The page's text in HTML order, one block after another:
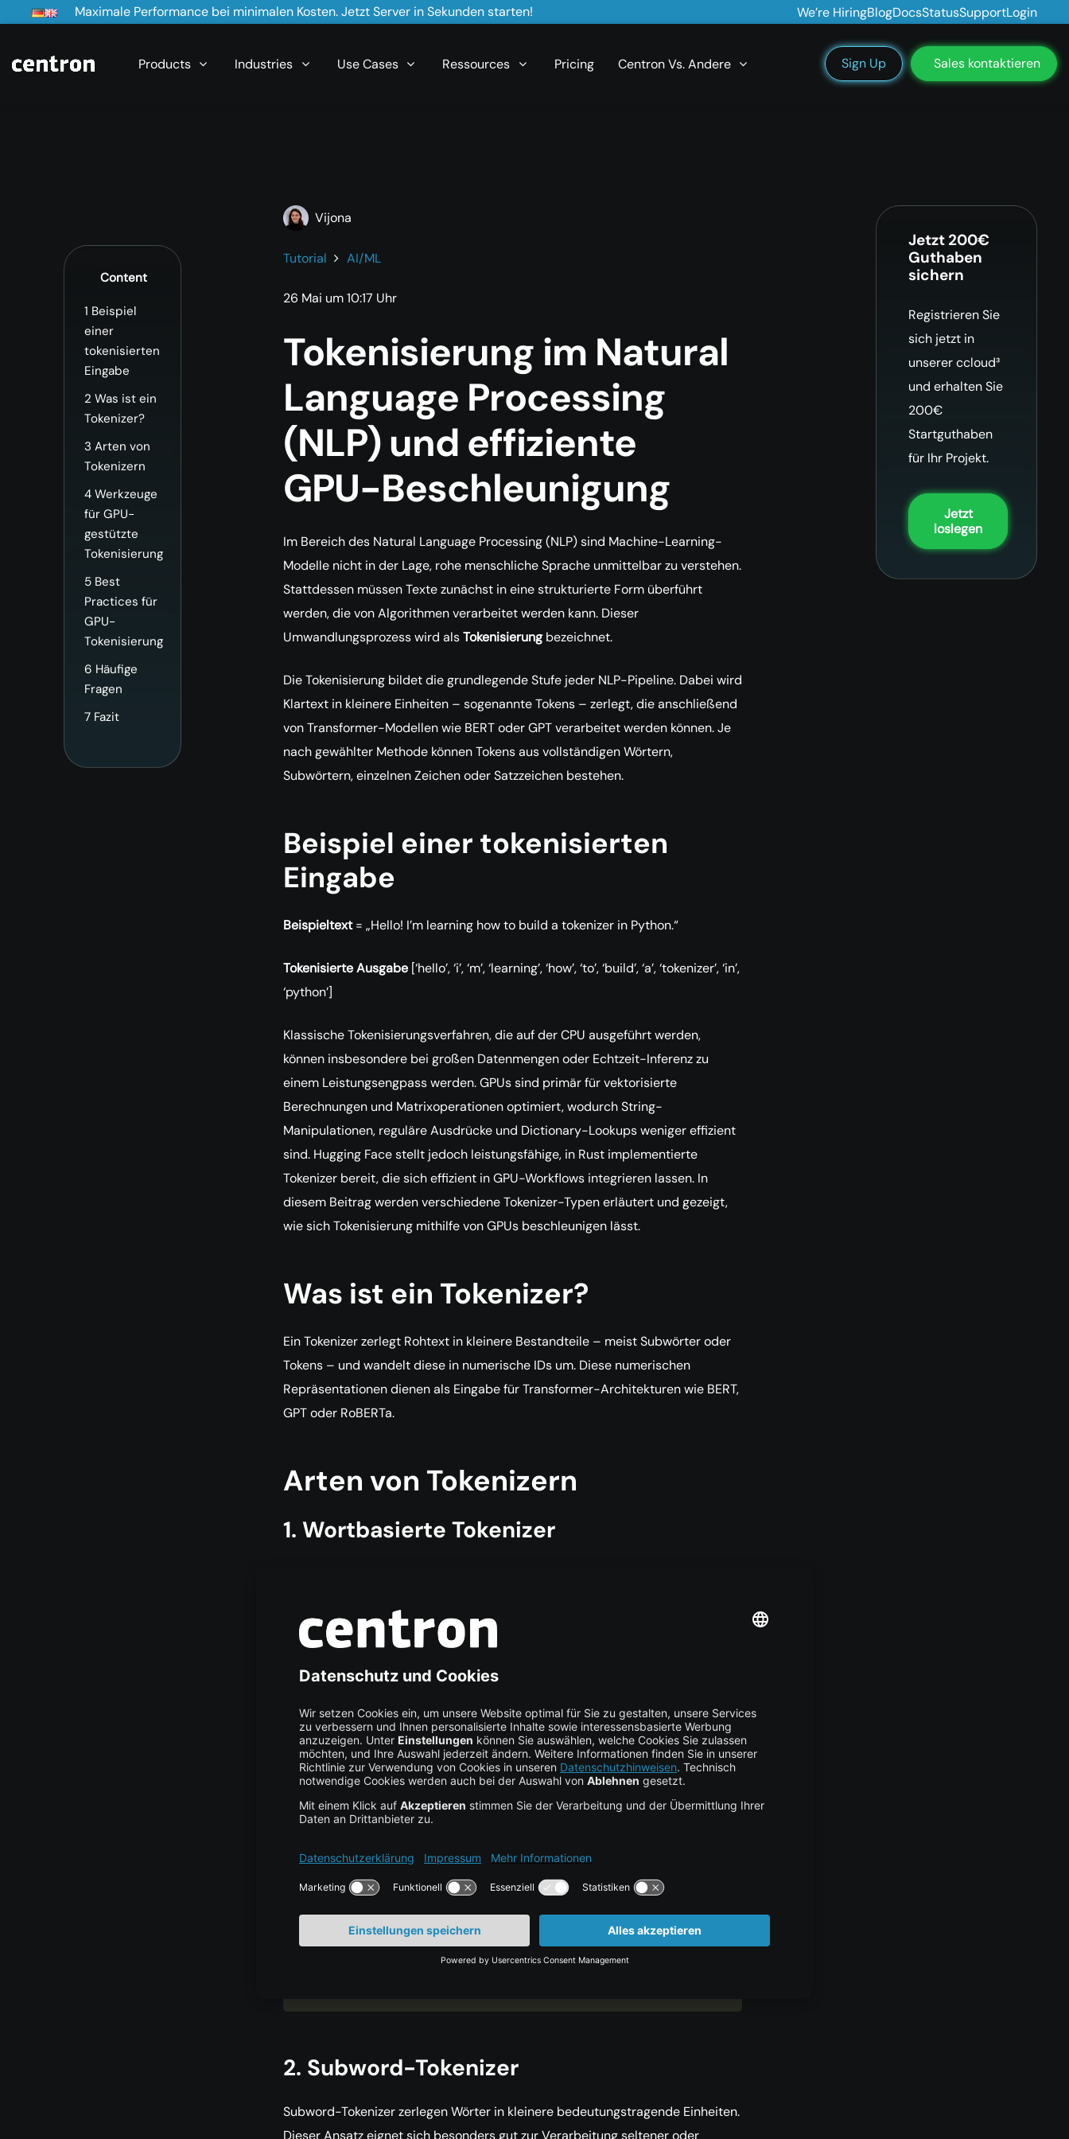
Maximale Performance bei minimalen Kosten. Jetzt Server in Sekunden starten! We’re HiringBlogDocsStatusSupportLogin
Products Industries Use Cases Ressources Pricing Centron Vs. Andere Sign Up Sales kontaktieren
Content
1 Beispiel
einer
tokenisierten
Eingabe
2 Was ist ein
Tokenizer?
3 Arten von
Tokenizern
4 Werkzeuge
für GPU-
gestützte
Tokenisierung
5 Best
Practices für
GPU-
Tokenisierung
6 Häufige
Fragen
7 Fazit
Vijona
Tutorial AI/ML
26 Mai um 10:17 Uhr
Tokenisierung im Natural
Language Processing
(NLP) und effiziente
GPU-Beschleunigung
Im Bereich des Natural Language Processing (NLP) sind Machine-Learning-
Modelle nicht in der Lage, rohe menschliche Sprache unmittelbar zu verstehen.
Stattdessen müssen Texte zunächst in eine strukturierte Form überführt
werden, die von Algorithmen verarbeitet werden kann. Dieser
Umwandlungsprozess wird alsTokenisierungbezeichnet.
Die Tokenisierung bildet die grundlegende Stufe jeder NLP-Pipeline. Dabei wird
Klartext in kleinere Einheiten – sogenannte Tokens – zerlegt, die anschließend
von Transformer-Modellen wie BERT oder GPT verarbeitet werden können. Je
nach gewählter Methode können Tokens aus vollständigen Wörtern,
Subwörtern, einzelnen Zeichen oder Satzzeichen bestehen.
Beispiel einer tokenisierten
Eingabe
Beispieltext= „Hello! I’m learning how to build a tokenizer in Python.“
Tokenisierte Ausgabe[‘hello’, ‘i’, ‘m’, ‘learning’, ‘how’, ‘to’, ‘build’, ‘a’, ‘tokenizer’, ‘in’,
‘python’]
Klassische Tokenisierungsverfahren, die auf der CPU ausgeführt werden,
können insbesondere bei großen Datenmengen oder Echtzeit-Inferenz zu
einem Leistungsengpass werden. GPUs sind primär für vektorisierte
Berechnungen und Matrixoperationen optimiert, wodurch String-
Manipulationen, reguläre Ausdrücke und Dictionary-Lookups weniger effizient
sind. Hugging Face stellt jedoch leistungsfähige, in Rust implementierte
Tokenizer bereit, die sich effizient in GPU-Workflows integrieren lassen. In
diesem Beitrag werden verschiedene Tokenizer-Typen erläutert und gezeigt,
wie sich Tokenisierung mithilfe von GPUs beschleunigen lässt.
Was ist ein Tokenizer?
Ein Tokenizer zerlegt Rohtext in kleinere Bestandteile – meist Subwörter oder
Tokens – und wandelt diese in numerische IDs um. Diese numerischen
Repräsentationen dienen als Eingabe für Transformer-Architekturen wie BERT,
GPT oder RoBERTa.
Arten von Tokenizern
1. Wortbasierte Tokenizer
oder seltenen Begriffen (Out-of-Vocabulary, OOV) an ihre Grenzen.
COPY CODE
import nltk
nltk.download('punkt')
from nltk .tokenize import word_tokenize
text = "Tokenization is essential for NLP models!"
print(tokens)
'is', 'essential', 'for',
2. Subword-Tokenizer
Subword-Tokenizer zerlegen Wörter in kleinere bedeutungstragende Einheiten.
Dieser Ansatz eignet sich besonders gut zur Verarbeitung seltener oder
Jetzt 200€
Guthaben
sichern
Registrieren Sie
sich jetzt in
unserer ccloud³
und erhalten Sie
200€
Startguthaben
für Ihr Projekt.
Jetzt
loslegen